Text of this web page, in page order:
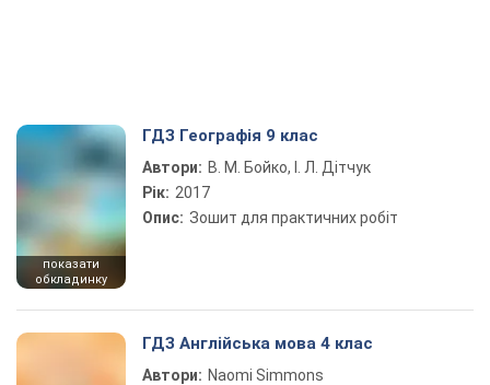
показати
обкладинку
ГДЗ Географія 9 клас
Автори: В. М. Бойко, І. Л. Дітчук
Рік: 2017
Опис: Зошит для практичних робіт
ГДЗ Англійська мова 4 клас
Автори: Naomi Simmons